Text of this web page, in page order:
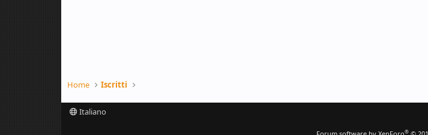
Home Iscritti
Italiano
®